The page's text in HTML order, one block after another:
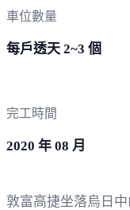
車位數量
每戶透天 2~3 個
完工時間
2020 年 08 月
敦富高捷坐落烏日